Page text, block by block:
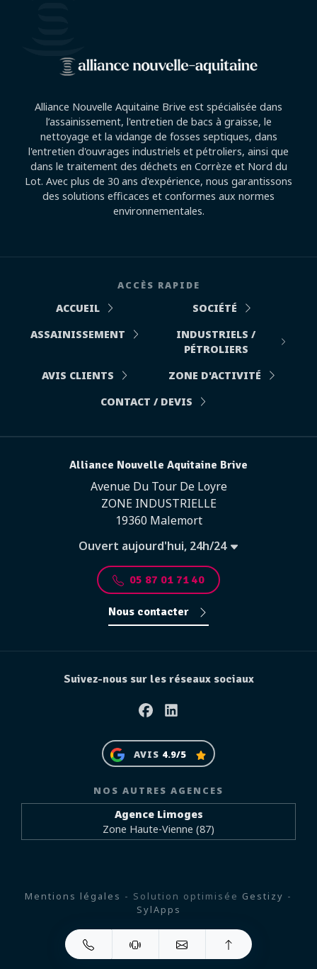
Alliance Nouvelle Aquitaine Brive est spécialisée dans
l’assainissement, l'entretien de bacs à graisse, le
nettoyage et la vidange de fosses septiques, dans
l'entretien d'ouvrages industriels et pétroliers, ainsi que
dans le traitement des déchets en Corrèze et Nord du
Lot. Avec plus de 30 ans d'expérience, nous garantissons
des solutions efficaces et conformes aux normes
environnementales.
ACCÈS RAPIDE
ACCUEIL
SOCIÉTÉ
ASSAINISSEMENT
INDUSTRIELS /
PÉTROLIERS
AVIS CLIENTS
ZONE D'ACTIVITÉ
CONTACT / DEVIS
Alliance Nouvelle Aquitaine Brive
Avenue Du Tour De Loyre
ZONE INDUSTRIELLE
19360 Malemort
Ouvert aujourd'hui, 24h/24
05 87 01 71 40
Nous contacter
Suivez-nous sur les réseaux sociaux
FacebookLinkedin
AVIS 4.9/5
NOS AUTRES AGENCES
Agence Limoges
Zone Haute-Vienne (87)
Mentions légales - Solution optimisée Gestizy -
SylApps